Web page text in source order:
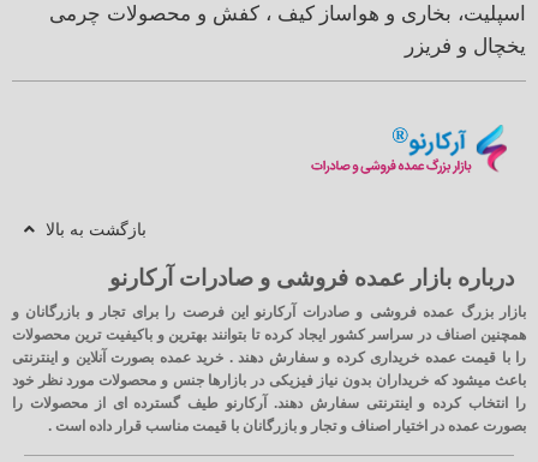
اسپلیت، بخاری و هواساز کیف ، کفش و محصولات چرمی
یخچال و فریزر
بازگشت به بالا
درباره بازار عمده فروشی و صادرات آرکارنو
بازار بزرگ عمده فروشی و صادرات آرکارنو این فرصت را برای تجار و بازرگانان و
همچنین اصناف در سراسر کشور ایجاد کرده تا بتوانند بهترین و باکیفیت ترین محصولات
را با قیمت عمده خریداری کرده و سفارش دهند . خرید عمده بصورت آنلاین و اینترنتی
باعث میشود که خریداران بدون نیاز فیزیکی در بازارها جنس و محصولات مورد نظر خود
را انتخاب کرده و اینترنتی سفارش دهند. آرکارنو طیف گسترده ای از محصولات را
بصورت عمده در اختیار اصناف و تجار و بازرگانان با قیمت مناسب قرار داده است .